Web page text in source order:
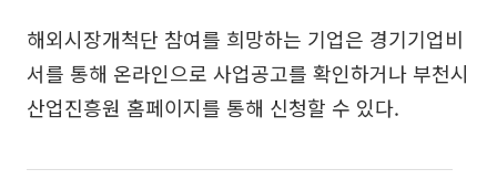
해외시장개척단 참여를 희망하는 기업은 경기기업비
서를 통해 온라인으로 사업공고를 확인하거나 부천시
산업진흥원 홈페이지를 통해 신청할 수 있다.